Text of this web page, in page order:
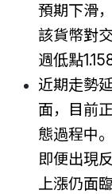
預期下滑
該貨幣對
週低點
近期走勢
面，目前
態過程中
即便出現
上漲仍面